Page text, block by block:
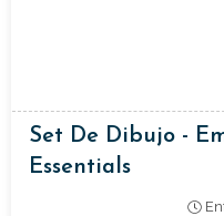
Set De Dibujo -
Essentials